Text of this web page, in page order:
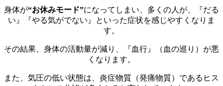
身体が“お休みモード”になってしまい、多くの人が、『だる
い』『やる気がでない』といった症状を感じやすくなりま
す。
その結果、身体の活動量が減り、『血行』（血の巡り）が悪
くなります。
また、気圧の低い状態は、炎症物質（発痛物質）であるヒス